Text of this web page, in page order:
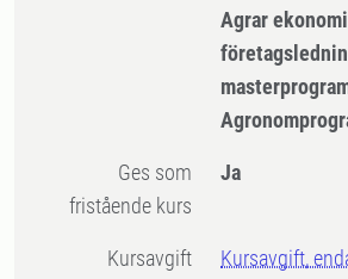
Agrar
Ges som
fristående kurs
Ja
Kursavgift Kursavgift,